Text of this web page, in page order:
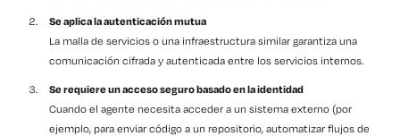
Se aplica la autenticación mutua
La malla de servicios o una infraestructura similar garantiza una
comunicación cifrada y autenticada entre los servicios internos.
Se requiere un acceso seguro basado en la identidad
Cuando el agente necesita acceder a un sistema externo (por
ejemplo, para enviar código a un repositorio, automatizar flujos de